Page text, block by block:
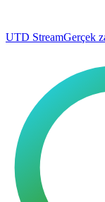
UTD StreamGerçek